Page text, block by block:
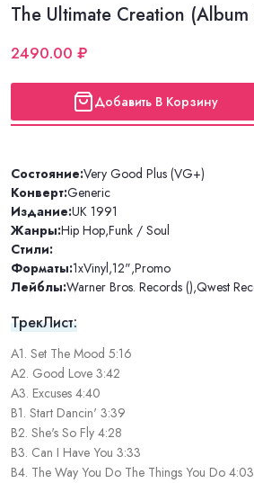
The Ultimate Creation (Album
2490.00 ₽
Добавить В Корзину
Состояние:Very Good Plus (VG+)
Конверт:Generic
Издание:UK 1991
Жанры:Hip Hop,Funk / Soul
Стили:
Форматы:1xVinyl,12",Promo
Лейблы:Warner Bros. Records (),Qwest
ТрекЛист:
A1. Set The Mood 5:16
A2. Good Love 3:42
A3. Excuses 4:40
B1. Start Dancin' 3:39
B2. She's So Fly 4:28
B3. Can I Have You 3:33
B4. The Way You Do The Things You Do 4:03